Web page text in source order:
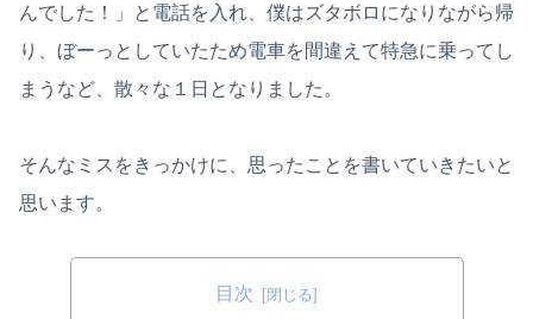
んでした！」と電話を入れ、僕はズタボロになりながら帰
り、ぼーっとしていたため電車を間違えて特急に乗ってし
まうなど、散々な１日となりました。
そんなミスをきっかけに、思ったことを書いていきたいと
思います。
目次